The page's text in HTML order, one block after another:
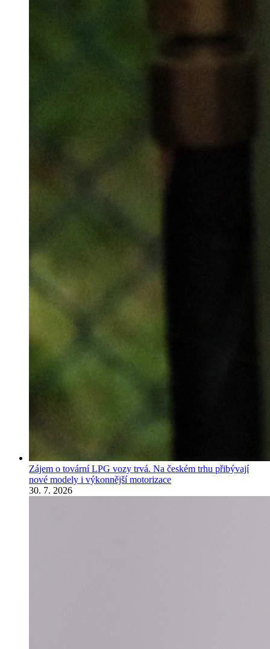
Zájem o tovární LPG vozy trvá. Na českém trhu přibývají
nové modely i výkonnější motorizace
30. 7. 2026